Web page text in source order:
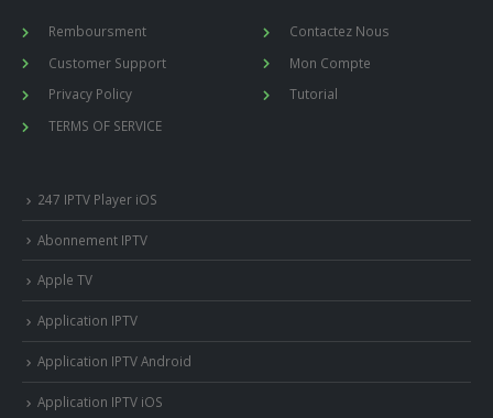
Remboursment
Customer Support
Privacy Policy
TERMS OF SERVICE
Contactez Nous
Mon Compte
Tutorial
247 IPTV Player iOS
Abonnement IPTV
Apple TV
Application IPTV
Application IPTV Android
Application IPTV iOS